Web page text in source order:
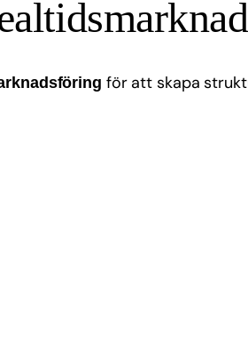
för att skapa